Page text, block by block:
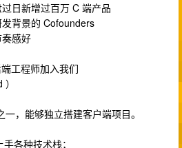
日新增过百万 C 端产品
背景的 Cofounders
感好
工程师加入我们
，能够独立搭建客户端项目。
各种技术栈；